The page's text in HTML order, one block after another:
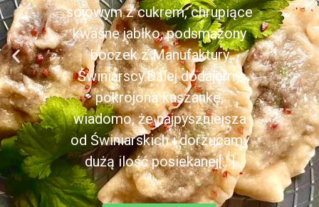
sojowym z cukrem, chrupiące
kwaśne jabłko, podsmażony
boczek z Manufaktury
Świniarscy.Dalej dodajemy
pokrojoną kaszankę,
wiadomo, że najpyszniejsza
od Świniarskich i dorzucamy
dużą ilość posiekanej[...]